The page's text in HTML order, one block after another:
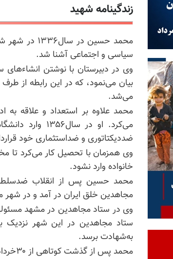
زندگینامه شهید
محمد حسین
سیاسی و اجتماعی آشنا شد.
وی در دبیرستان با نوشتن
بیان می‌نمود، که در این رابطه از
می‌شد.
محمد علاوه بر استعداد و علاقه
می‌کرد. او
ضددیکتاتوری و ضداستثماری خود
وی همزمان با تحصیل کار می‌کرد تا
خانواده وارد نشود.
مجاهدین خلق ایران در آمد و در شهر
وی در ستاد مجاهدین در مشهد
ستاد مجاهدین در این شهر نزدیک
به‌شهادت برسد.
محمد پس از گذشت کوتاهی از ۳۰خرداد۶۰ توسط مزدوران خمینی شناسایی و دستگیر شد.